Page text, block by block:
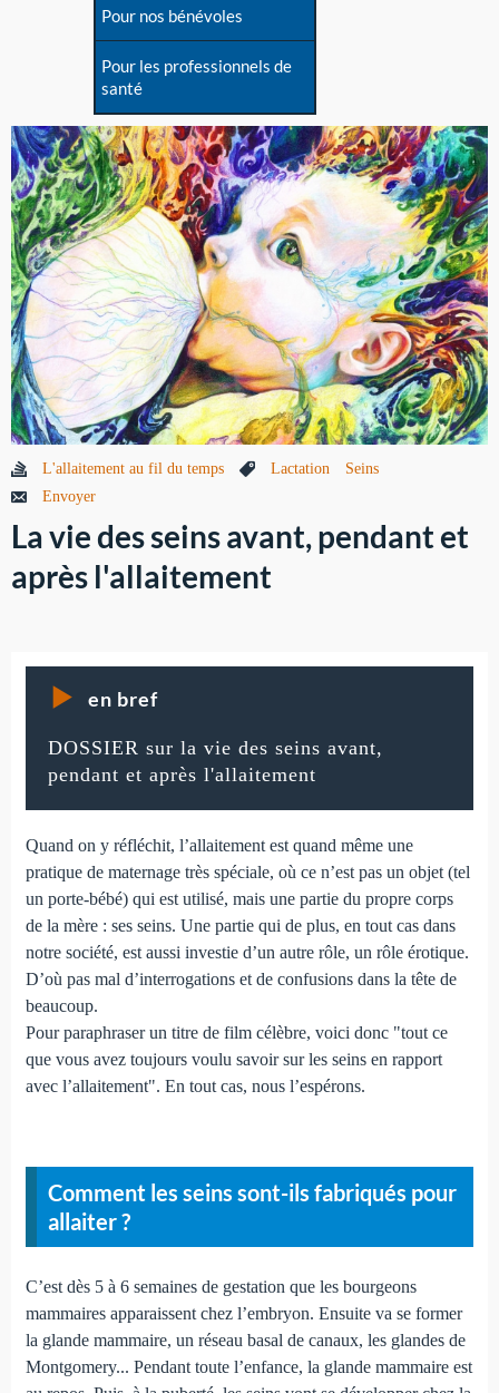
Pour nos bénévoles
Pour les professionnels de
santé
L'allaitement au fil du temps Lactation
Seins
Envoyer
La vie des seins avant, pendant et
après l'allaitement
en bref
DOSSIER sur la vie des seins avant,
pendant et après l'allaitement
Quand on y réfléchit, l’allaitement est quand même une
pratique de maternage très spéciale, où ce n’est pas un objet (tel
un porte-bébé) qui est utilisé, mais une partie du propre corps
de la mère : ses seins. Une partie qui de plus, en tout cas dans
notre société, est aussi investie d’un autre rôle, un rôle érotique.
D’où pas mal d’interrogations et de confusions dans la tête de
beaucoup.
Pour paraphraser un titre de film célèbre, voici donc "tout ce
que vous avez toujours voulu savoir sur les seins en rapport
avec l’allaitement". En tout cas, nous l’espérons.
Comment les seins sont-ils fabriqués pour
allaiter ?
C’est dès 5 à 6 semaines de gestation que les bourgeons
mammaires apparaissent chez l’embryon. Ensuite va se former
la glande mammaire, un réseau basal de canaux, les glandes de
Montgomery... Pendant toute l’enfance, la glande mammaire est